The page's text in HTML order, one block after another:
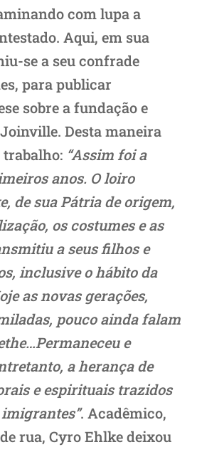
com lupa a
Aqui, em sua
se a seu confrade
para publicar
sobre a fundação e
Desta maneira
trabalho: “Assim foi a
anos. O loiro
de sua Pátria de origem,
os costumes e as
a seus filhos e
inclusive o hábito da
as novas gerações,
pouco ainda falam
e
a herança de
e espirituais trazidos
. Acadêmico,
rua, Cyro Ehlke deixou